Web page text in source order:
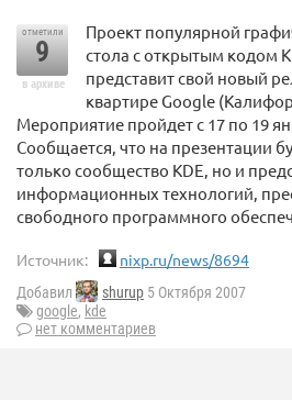
отметили
9
в архиве
Проект популярной
стола с открытым кодом
представит свой новый
квартире Google
Мероприятие пройдет с 17 по 19
Сообщается, что на презентации
только сообщество KDE, но и
информационных технологий,
свободного программного
Источник: nixp.ru/news/8694
Добавил shurup 5 Октября 2007
google, kde
нет комментариев